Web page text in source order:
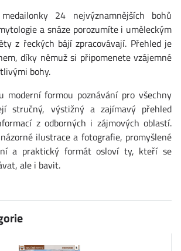
24 nejvýznamnějších bohů
a snáze porozumíte i uměleckým
z řeckých bájí zpracovávají. Přehled je
díky němuž si připomenete vzájemné
bohy.
moderní formou poznávání pro všechny
stručný, výstižný a zajímavý přehled
z odborných i zájmových oblastí.
ilustrace a fotografie, promyšlené
a praktický formát osloví ty, kteří se
ale i bavit.